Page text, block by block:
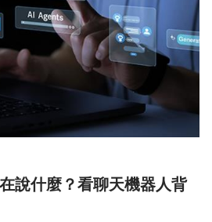
說什麼？看聊天機器人背